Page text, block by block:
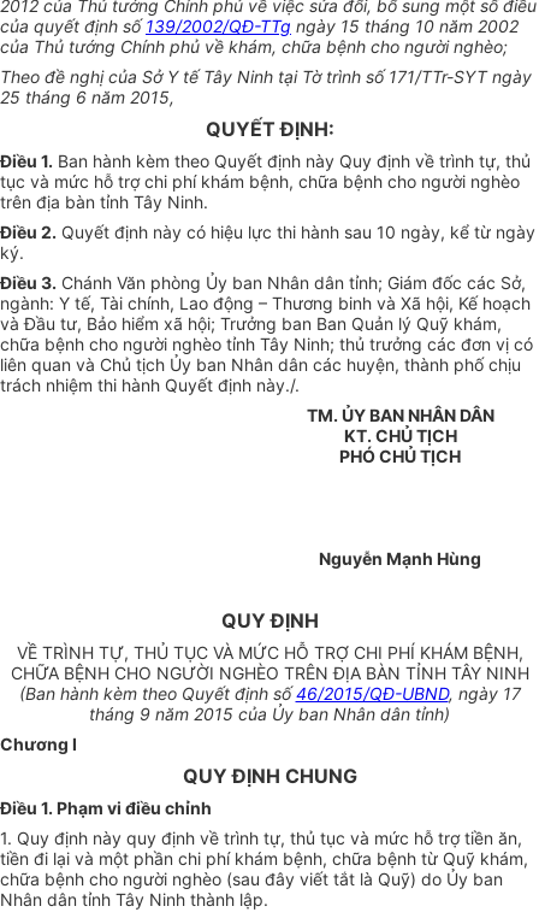
2012 của Thủ tướng Chính phủ về việc sửa đổi, bổ sung một số điều
của quyết định số139/2002/QĐ-TTg ngày 15 tháng 10 năm 2002
của Thủ tướng Chính phủ về khám, chữa bệnh cho người nghèo;
Theo đề nghị của Sở Y tế Tây Ninh tại Tờ trình số 171/TTr-SYT ngày
25 tháng 6 năm 2015,
QUYẾT ĐỊNH:
Điều 1. Ban hành kèm theo Quyết định này Quy định về trình tự, thủ
tục và mức hỗ trợ chi phí khám bệnh, chữa bệnh cho người nghèo
trên địa bàn tỉnh Tây Ninh.
Điều 2. Quyết định này có hiệu lực thi hành sau 10 ngày, kể từ ngày
ký.
Điều 3. Chánh Văn phòng Ủy ban Nhân dân tỉnh; Giám đốc các Sở,
ngành: Y tế, Tài chính, Lao động – Thương binh và Xã hội, Kế hoạch
và Đầu tư, Bảo hiểm xã hội; Trưởng ban Ban Quản lý Quỹ khám,
chữa bệnh cho người nghèo tỉnh Tây Ninh; thủ trưởng các đơn vị có
liên quan và Chủ tịch Ủy ban Nhân dân các huyện, thành phố chịu
trách nhiệm thi hành Quyết định này./.
TM. ỦY BAN NHÂN DÂN
KT. CHỦ TỊCH
PHÓ CHỦ TỊCH
Nguyễn Mạnh Hùng
QUY ĐỊNH
VỀ TRÌNH TỰ, THỦ TỤC VÀ MỨC HỖ TRỢ CHI PHÍ KHÁM BỆNH,
CHỮA BỆNH CHO NGƯỜI NGHÈO TRÊN ĐỊA BÀN TỈNH TÂY NINH
(Ban hành kèm theo Quyết định số46/2015/QĐ-UBND, ngày 17
tháng 9 năm 2015 của Ủy ban Nhân dân tỉnh)
Chương I
QUY ĐỊNH CHUNG
Điều 1. Phạm vi điều chỉnh
1. Quy định này quy định về trình tự, thủ tục và mức hỗ trợ tiền ăn,
tiền đi lại và một phần chi phí khám bệnh, chữa bệnh từ Quỹ khám,
chữa bệnh cho người nghèo (sau đây viết tắt là Quỹ) do Ủy ban
Nhân dân tỉnh Tây Ninh thành lập.